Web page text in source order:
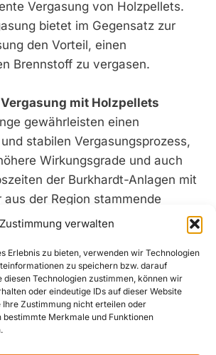
Zustimmung verwalten
Erlebnis zu bieten, verwenden wir Technologien
zu speichern bzw. darauf
diesen Technologien zustimmen, können wir
oder eindeutige IDs auf dieser Website
Ihre Zustimmung nicht erteilen oder
Merkmale und Funktionen
Vergasung von Holzpellets.
bietet im Gegensatz zur
den Vorteil, einen
Brennstoff zu vergasen.
mit Holzpellets
gewährleisten einen
stabilen Vergasungsprozess,
Wirkungsgrade und auch
der Burkhardt-Anlagen mit
aus der Region stammende
eine maximale Restfeuchte
oder spezielle
sondern kann direkt und effizient
vergast werden. Mit ca. 5 kWh
erweisen sich Holzpellets
was erstens einen